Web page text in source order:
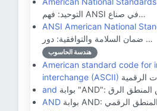
التوحيد: فهم ANSI في صناع…
ANSI American National
ضمان السلامة والتوافقية: دور …
هندسة الحاسوب
American standard code for
interchange (ASCII)
and
AND